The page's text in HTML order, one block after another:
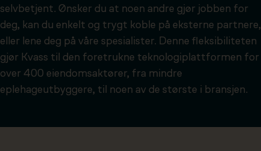
selvbetjent. Ønsker du at noen andre gjør jobben for
deg, kan du enkelt og trygt koble på eksterne partnere,
eller lene deg på våre spesialister. Denne fleksibiliteten
gjør Kvass til den foretrukne teknologiplattformen for
over 400 eiendomsaktører, fra mindre
eplehageutbyggere, til noen av de største i bransjen.